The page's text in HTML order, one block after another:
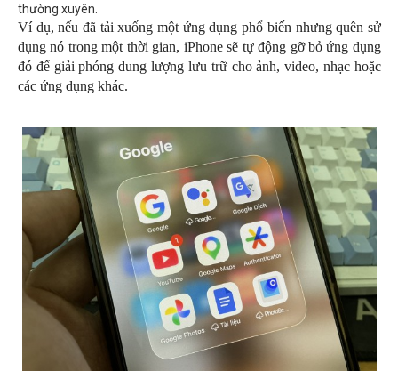
thường xuyên.
Ví dụ, nếu đã tải xuống một ứng dụng phổ biến nhưng quên sử
dụng nó trong một thời gian, iPhone sẽ tự động gỡ bỏ ứng dụng
đó để giải phóng dung lượng lưu trữ cho ảnh, video, nhạc hoặc
các ứng dụng khác.